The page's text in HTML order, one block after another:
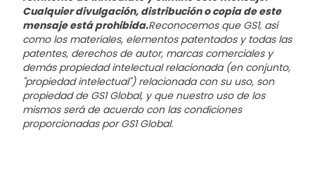
Cualquier divulgación, distribución o copia de este
mensaje está prohibida.Reconocemos que GS1, así
como los materiales, elementos patentados y todas las
patentes, derechos de autor, marcas comerciales y
demás propiedad intelectual relacionada (en conjunto,
"propiedad intelectual") relacionada con su uso, son
propiedad de GS1 Global, y que nuestro uso de los
mismos será de acuerdo con las condiciones
proporcionadas por GS1 Global.